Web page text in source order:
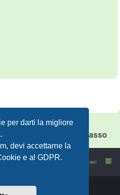
per darti la migliore
devi accettarne la
e al GDPR.
• Emicrania
Floating Chiasso
di malattia Contattaci